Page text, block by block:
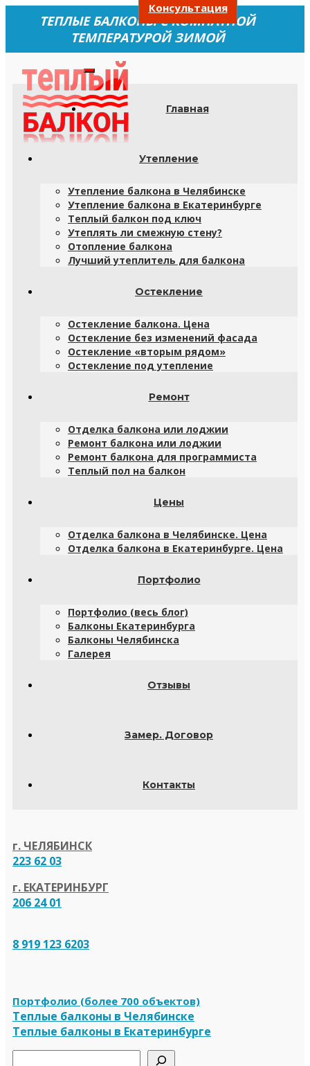
ТЕПЛЫЕ БАЛКОНЫ С КОМНАТНОЙ
ТЕМПЕРАТУРОЙ ЗИМОЙ
Главная
Утепление
Утепление балкона в Челябинске
Утепление балкона в Екатеринбурге
Теплый балкон под ключ
Утеплять ли смежную стену?
Отопление балкона
Лучший утеплитель для балкона
Остекление
Остекление балкона. Цена
Остекление без изменений фасада
Остекление «вторым рядом»
Остекление под утепление
Ремонт
Отделка балкона или лоджии
Ремонт балкона или лоджии
Ремонт балкона для программиста
Теплый пол на балкон
Цены
Отделка балкона в Челябинске. Цена
Отделка балкона в Екатеринбурге. Цена
Портфолио
Портфолио (весь блог)
Балконы Екатеринбурга
Балконы Челябинска
Галерея
Отзывы
Замер. Договор
Контакты
г. ЧЕЛЯБИНСК
223 62 03
г. ЕКАТЕРИНБУРГ
206 24 01
8 919 123 6203
Портфолио (более 700 объектов)
Теплые балконы в Челябинске
Теплые балконы в Екатеринбурге
Консультация